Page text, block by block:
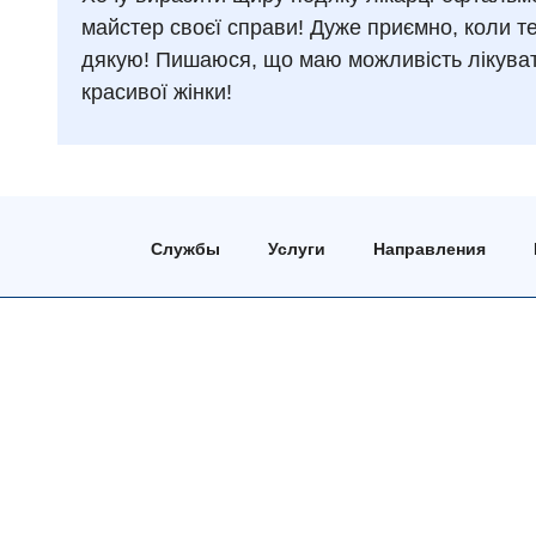
майстер своєї справи! Дуже приємно, коли
дякую! Пишаюся, що маю можливість
красивої жінки!
Службы Услуги Направления